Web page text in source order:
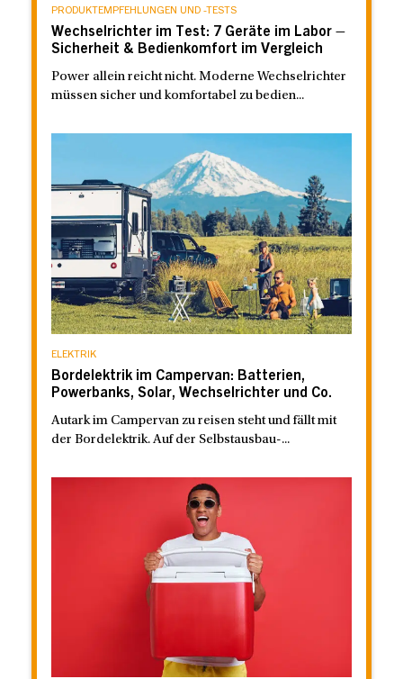
PRODUKTEMPFEHLUNGEN UND -TESTS
Wechselrichter im Test: 7 Geräte im Labor –
Sicherheit & Bedienkomfort im Vergleich
Power allein reicht nicht. Moderne Wechselrichter
müssen sicher und komfortabel zu bedien...
ELEKTRIK
Bordelektrik im Campervan: Batterien,
Powerbanks, Solar, Wechselrichter und Co.
Autark im Campervan zu reisen steht und fällt mit
der Bordelektrik. Auf der Selbstausbau-...